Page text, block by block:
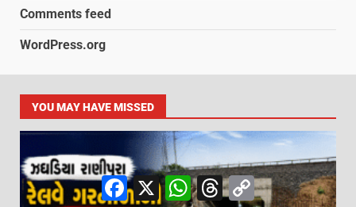
Comments feed
WordPress.org
YOU MAY HAVE MISSED
Facebook
X WhatsApp
Threads
Copy
Link